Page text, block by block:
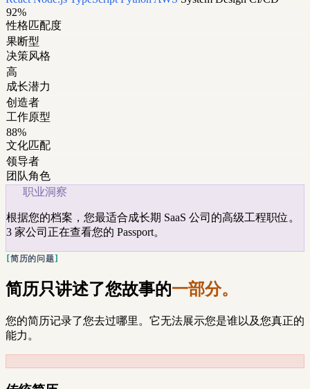
92%
性格匹配度
果断型
决策风格
高
成长潜力
创造者
工作原型
88%
文化匹配
领导者
团队角色
职业洞察
根据您的档案，您最适合成长期 SaaS 公司的高级工程职位。
3 家公司正在查看您的 Passport。
简历的问题
简历只讲述了您故事的一部分。
您的简历记录了您去过哪里。它无法展示您是谁以及您真正的
能力。